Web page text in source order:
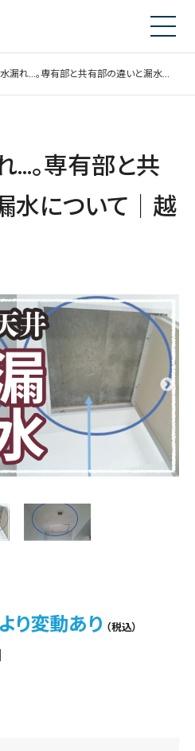
れ…。専有部と共有部の違いと漏水について｜越谷市
…。専有部と共
水について｜越
り変動あり （税込）